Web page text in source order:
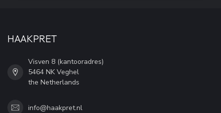
HAAKPRET
Visven 8 (kantooradres)
5464 NK Veghel
the Netherlands
info@haakpret.nl